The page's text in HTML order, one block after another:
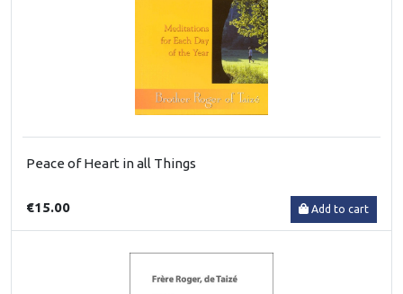
Peace of Heart in all Things
€15.00 Add to cart